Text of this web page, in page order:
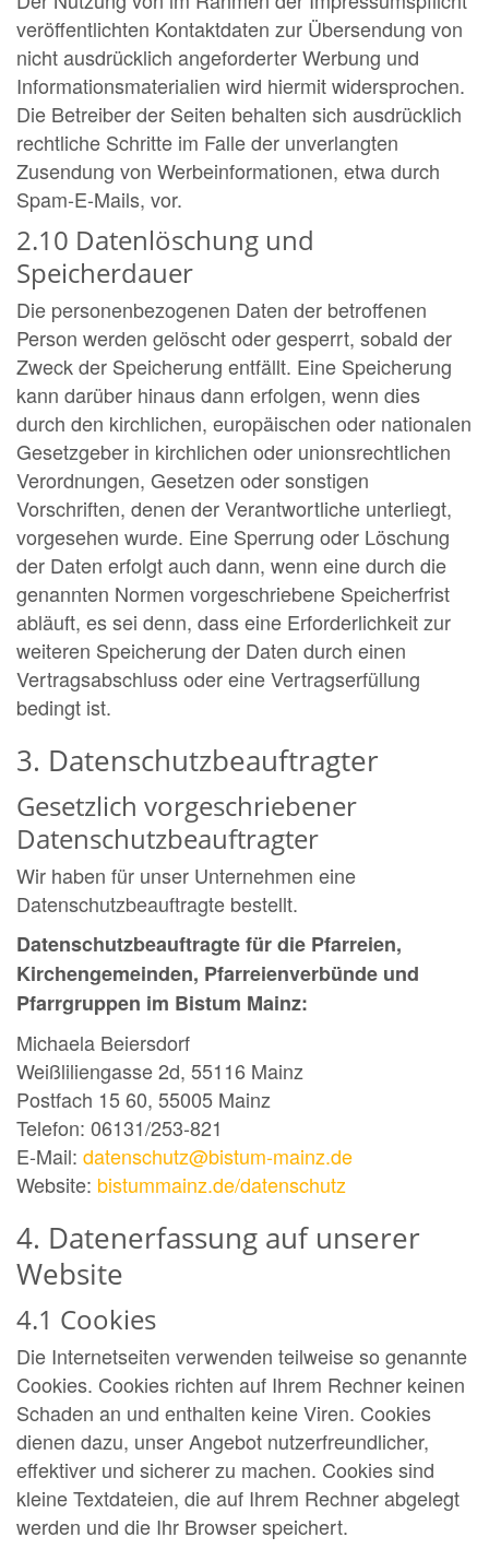
veröffentlichten Kontaktdaten zur Übersendung von
nicht ausdrücklich angeforderter Werbung und
Informationsmaterialien wird hiermit widersprochen.
Die Betreiber der Seiten behalten sich ausdrücklich
rechtliche Schritte im Falle der unverlangten
Zusendung von Werbeinformationen, etwa durch
Spam-E-Mails, vor.
2.10 Datenlöschung und
Speicherdauer
Die personenbezogenen Daten der betroffenen
Person werden gelöscht oder gesperrt, sobald der
Zweck der Speicherung entfällt. Eine Speicherung
kann darüber hinaus dann erfolgen, wenn dies
durch den kirchlichen, europäischen oder nationalen
Gesetzgeber in kirchlichen oder unionsrechtlichen
Verordnungen, Gesetzen oder sonstigen
Vorschriften, denen der Verantwortliche unterliegt,
vorgesehen wurde. Eine Sperrung oder Löschung
der Daten erfolgt auch dann, wenn eine durch die
genannten Normen vorgeschriebene Speicherfrist
abläuft, es sei denn, dass eine Erforderlichkeit zur
weiteren Speicherung der Daten durch einen
Vertragsabschluss oder eine Vertragserfüllung
bedingt ist.
3. Datenschutzbeauftragter
Gesetzlich vorgeschriebener
Datenschutzbeauftragter
Wir haben für unser Unternehmen eine
Datenschutzbeauftragte bestellt.
Datenschutzbeauftragte für die Pfarreien,
Kirchengemeinden, Pfarreienverbünde und
Pfarrgruppen im Bistum Mainz:
Michaela Beiersdorf
Weißliliengasse 2d, 55116 Mainz
Postfach 15 60, 55005 Mainz
Telefon: 06131/253-821
E-Mail: datenschutz@bistum-mainz.de
Website: bistummainz.de/datenschutz
4. Datenerfassung auf unserer
Website
4.1 Cookies
Die Internetseiten verwenden teilweise so genannte
Cookies. Cookies richten auf Ihrem Rechner keinen
Schaden an und enthalten keine Viren. Cookies
dienen dazu, unser Angebot nutzerfreundlicher,
effektiver und sicherer zu machen. Cookies sind
kleine Textdateien, die auf Ihrem Rechner abgelegt
werden und die Ihr Browser speichert.